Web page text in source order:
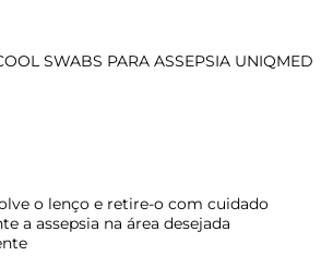
SWABS PARA ASSEPSIA UNIQMED
o lenço e retire-o com cuidado
a assepsia na área desejada